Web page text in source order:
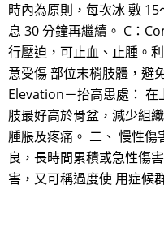
時內為原則，每次冰 敷 15
息 30 分鐘再繼續。 C：
行壓迫，可止血、止腫。
意受傷 部位末梢肢體，避
Elevation－抬高患處： 在
肢最好高於骨盆，減少組
腫脹及疼痛。 二、 慢性
良，長時間累積或急性傷
害，又可稱過度使 用症候